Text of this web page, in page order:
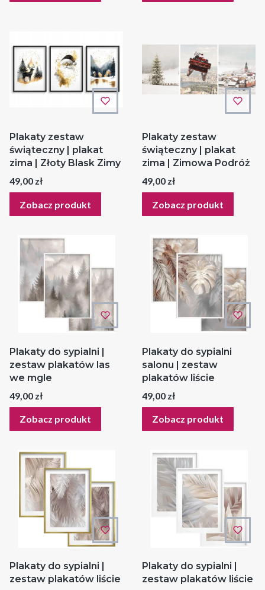
Plakaty zestaw
świąteczny | plakat
zima | Złoty Blask Zimy
Cena
49,00 zł
Zobacz produkt
Plakaty zestaw
świąteczny | plakat
zima | Zimowa Podróż
Cena
49,00 zł
Zobacz produkt
Plakaty do sypialni |
zestaw plakatów las
we mgle
Cena
49,00 zł
Zobacz produkt
Plakaty do sypialni
salonu | zestaw
plakatów liście
Cena
49,00 zł
Zobacz produkt
Plakaty do sypialni |
zestaw plakatów liście
Plakaty do sypialni |
zestaw plakatów liście